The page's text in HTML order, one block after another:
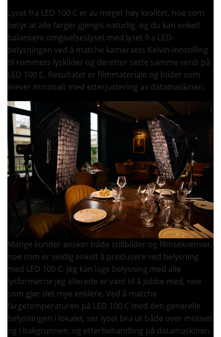
Lyset fra LED 100 C er av meget høy kvalitet, noe som
betyr at alle farger gjengis naturlig, og du kan enkelt
balansere omgivelseslyset med lyset fra LED-
belysningen ved å matche kameraets Kelvin-innstilling
til rommets lyskilder og deretter sette samme verdi på
LED 100 C. Resultatet er filmmateriale og bilder som
krever minimalt med etterjustering av datamaskinen.
Mange kunder ønsker både stillbilder og filmsekvenser,
noe som er veldig enkelt å produsere ved belysning
med LED 100 C. Jeg kan lage belysning med alle
lysformerne jeg allerede er vant til å jobbe med, noe
som gjør det mye enklere. Ved å matche
fargetemperaturen på LED 100 C med den generelle
belysningen i lokalet, ser lyset bra ut både over motivet
og i bakgrunnen, og etterbehandling på datamaskinen